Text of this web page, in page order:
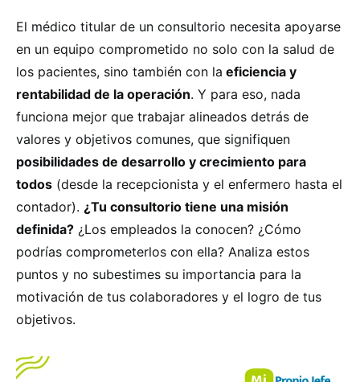
El médico titular de un consultorio necesita apoyarse
en un equipo comprometido no solo con la salud de
los pacientes, sino también con la eficiencia y
rentabilidad de la operación. Y para eso, nada
funciona mejor que trabajar alineados detrás de
valores y objetivos comunes, que signifiquen
posibilidades de desarrollo y crecimiento para
todos (desde la recepcionista y el enfermero hasta el
contador). ¿Tu consultorio tiene una misión
definida? ¿Los empleados la conocen? ¿Cómo
podrías comprometerlos con ella? Analiza estos
puntos y no subestimes su importancia para la
motivación de tus colaboradores y el logro de tus
objetivos.